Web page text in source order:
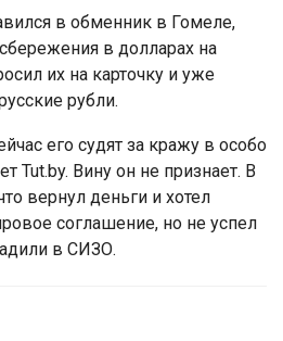
в обменник в Гомеле,
в долларах на
их на карточку и уже
рубли.
его судят за кражу в особо
Tut.by. Вину он не признает. В
вернул деньги и хотел
соглашение, но не успел
в СИЗО.